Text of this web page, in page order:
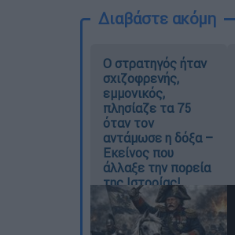
Διαβάστε ακόμη
O στρατηγός ήταν
σχιζοφρενής,
εμμονικός,
πλησίαζε τα 75
όταν τον
αντάμωσε η δόξα –
Εκείνος που
άλλαξε την πορεία
της Ιστορίας!